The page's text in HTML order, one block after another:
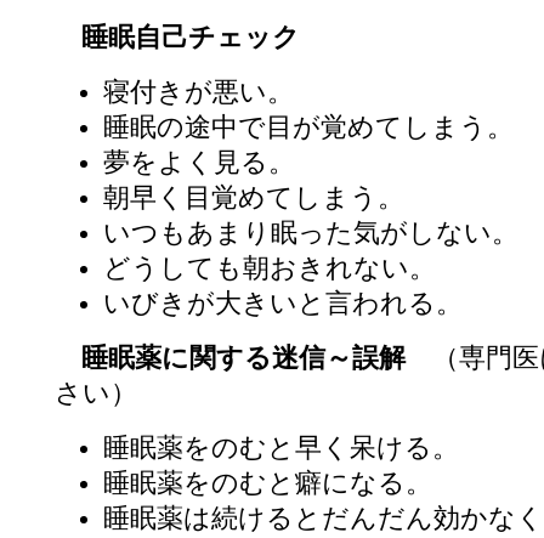
睡眠自己チェック
寝付きが悪い。
睡眠の途中で目が覚めてしまう。
夢をよく見る。
朝早く目覚めてしまう。
いつもあまり眠った気がしない。
どうしても朝おきれない。
いびきが大きいと言われる。
睡眠薬に関する迷信～誤解
（専門
さい）
睡眠薬をのむと早く呆ける。
睡眠薬をのむと癖になる。
睡眠薬は続けるとだんだん効かな